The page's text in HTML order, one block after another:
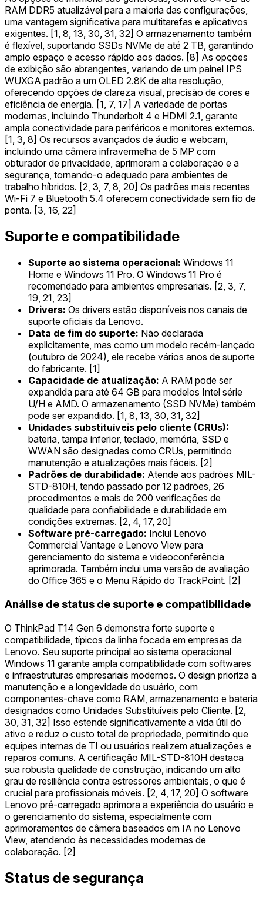
RAM DDR5 atualizável para a maioria das configurações,
uma vantagem significativa para multitarefas e aplicativos
exigentes. [1, 8, 13, 30, 31, 32] O armazenamento também
é flexível, suportando SSDs NVMe de até 2 TB, garantindo
amplo espaço e acesso rápido aos dados. [8] As opções
de exibição são abrangentes, variando de um painel IPS
WUXGA padrão a um OLED 2.8K de alta resolução,
oferecendo opções de clareza visual, precisão de cores e
eficiência de energia. [1, 7, 17] A variedade de portas
modernas, incluindo Thunderbolt 4 e HDMI 2.1, garante
ampla conectividade para periféricos e monitores externos.
[1, 3, 8] Os recursos avançados de áudio e webcam,
incluindo uma câmera infravermelha de 5 MP com
obturador de privacidade, aprimoram a colaboração e a
segurança, tornando-o adequado para ambientes de
trabalho híbridos. [2, 3, 7, 8, 20] Os padrões mais recentes
Wi-Fi 7 e Bluetooth 5.4 oferecem conectividade sem fio de
ponta. [3, 16, 22]
Suporte e compatibilidade
Suporte ao sistema operacional: Windows 11
Home e Windows 11 Pro. O Windows 11 Pro é
recomendado para ambientes empresariais. [2, 3, 7,
19, 21, 23]
Drivers: Os drivers estão disponíveis nos canais de
suporte oficiais da Lenovo.
Data de fim do suporte: Não declarada
explicitamente, mas como um modelo recém-lançado
(outubro de 2024), ele recebe vários anos de suporte
do fabricante. [1]
Capacidade de atualização: A RAM pode ser
expandida para até 64 GB para modelos Intel série
U/H e AMD. O armazenamento (SSD NVMe) também
pode ser expandido. [1, 8, 13, 30, 31, 32]
Unidades substituíveis pelo cliente (CRUs):
bateria, tampa inferior, teclado, memória, SSD e
WWAN são designadas como CRUs, permitindo
manutenção e atualizações mais fáceis. [2]
Padrões de durabilidade: Atende aos padrões MIL-
STD-810H, tendo passado por 12 padrões, 26
procedimentos e mais de 200 verificações de
qualidade para confiabilidade e durabilidade em
condições extremas. [2, 4, 17, 20]
Software pré-carregado: Inclui Lenovo
Commercial Vantage e Lenovo View para
gerenciamento do sistema e videoconferência
aprimorada. Também inclui uma versão de avaliação
do Office 365 e o Menu Rápido do TrackPoint. [2]
Análise de status de suporte e compatibilidade
O ThinkPad T14 Gen 6 demonstra forte suporte e
compatibilidade, típicos da linha focada em empresas da
Lenovo. Seu suporte principal ao sistema operacional
Windows 11 garante ampla compatibilidade com softwares
e infraestruturas empresariais modernos. O design prioriza a
manutenção e a longevidade do usuário, com
componentes-chave como RAM, armazenamento e bateria
designados como Unidades Substituíveis pelo Cliente. [2,
30, 31, 32] Isso estende significativamente a vida útil do
ativo e reduz o custo total de propriedade, permitindo que
equipes internas de TI ou usuários realizem atualizações e
reparos comuns. A certificação MIL-STD-810H destaca
sua robusta qualidade de construção, indicando um alto
grau de resiliência contra estressores ambientais, o que é
crucial para profissionais móveis. [2, 4, 17, 20] O software
Lenovo pré-carregado aprimora a experiência do usuário e
o gerenciamento do sistema, especialmente com
aprimoramentos de câmera baseados em IA no Lenovo
View, atendendo às necessidades modernas de
colaboração. [2]
Status de segurança